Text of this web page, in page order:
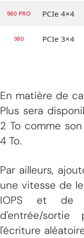
980 PRO PCIe 4×4
980 PCIe 3×4
En matière de
Plus sera
2 To comme
4 To.
Par ailleurs,
une vitesse de
IOPS et de
d'entrée/
l'écriture